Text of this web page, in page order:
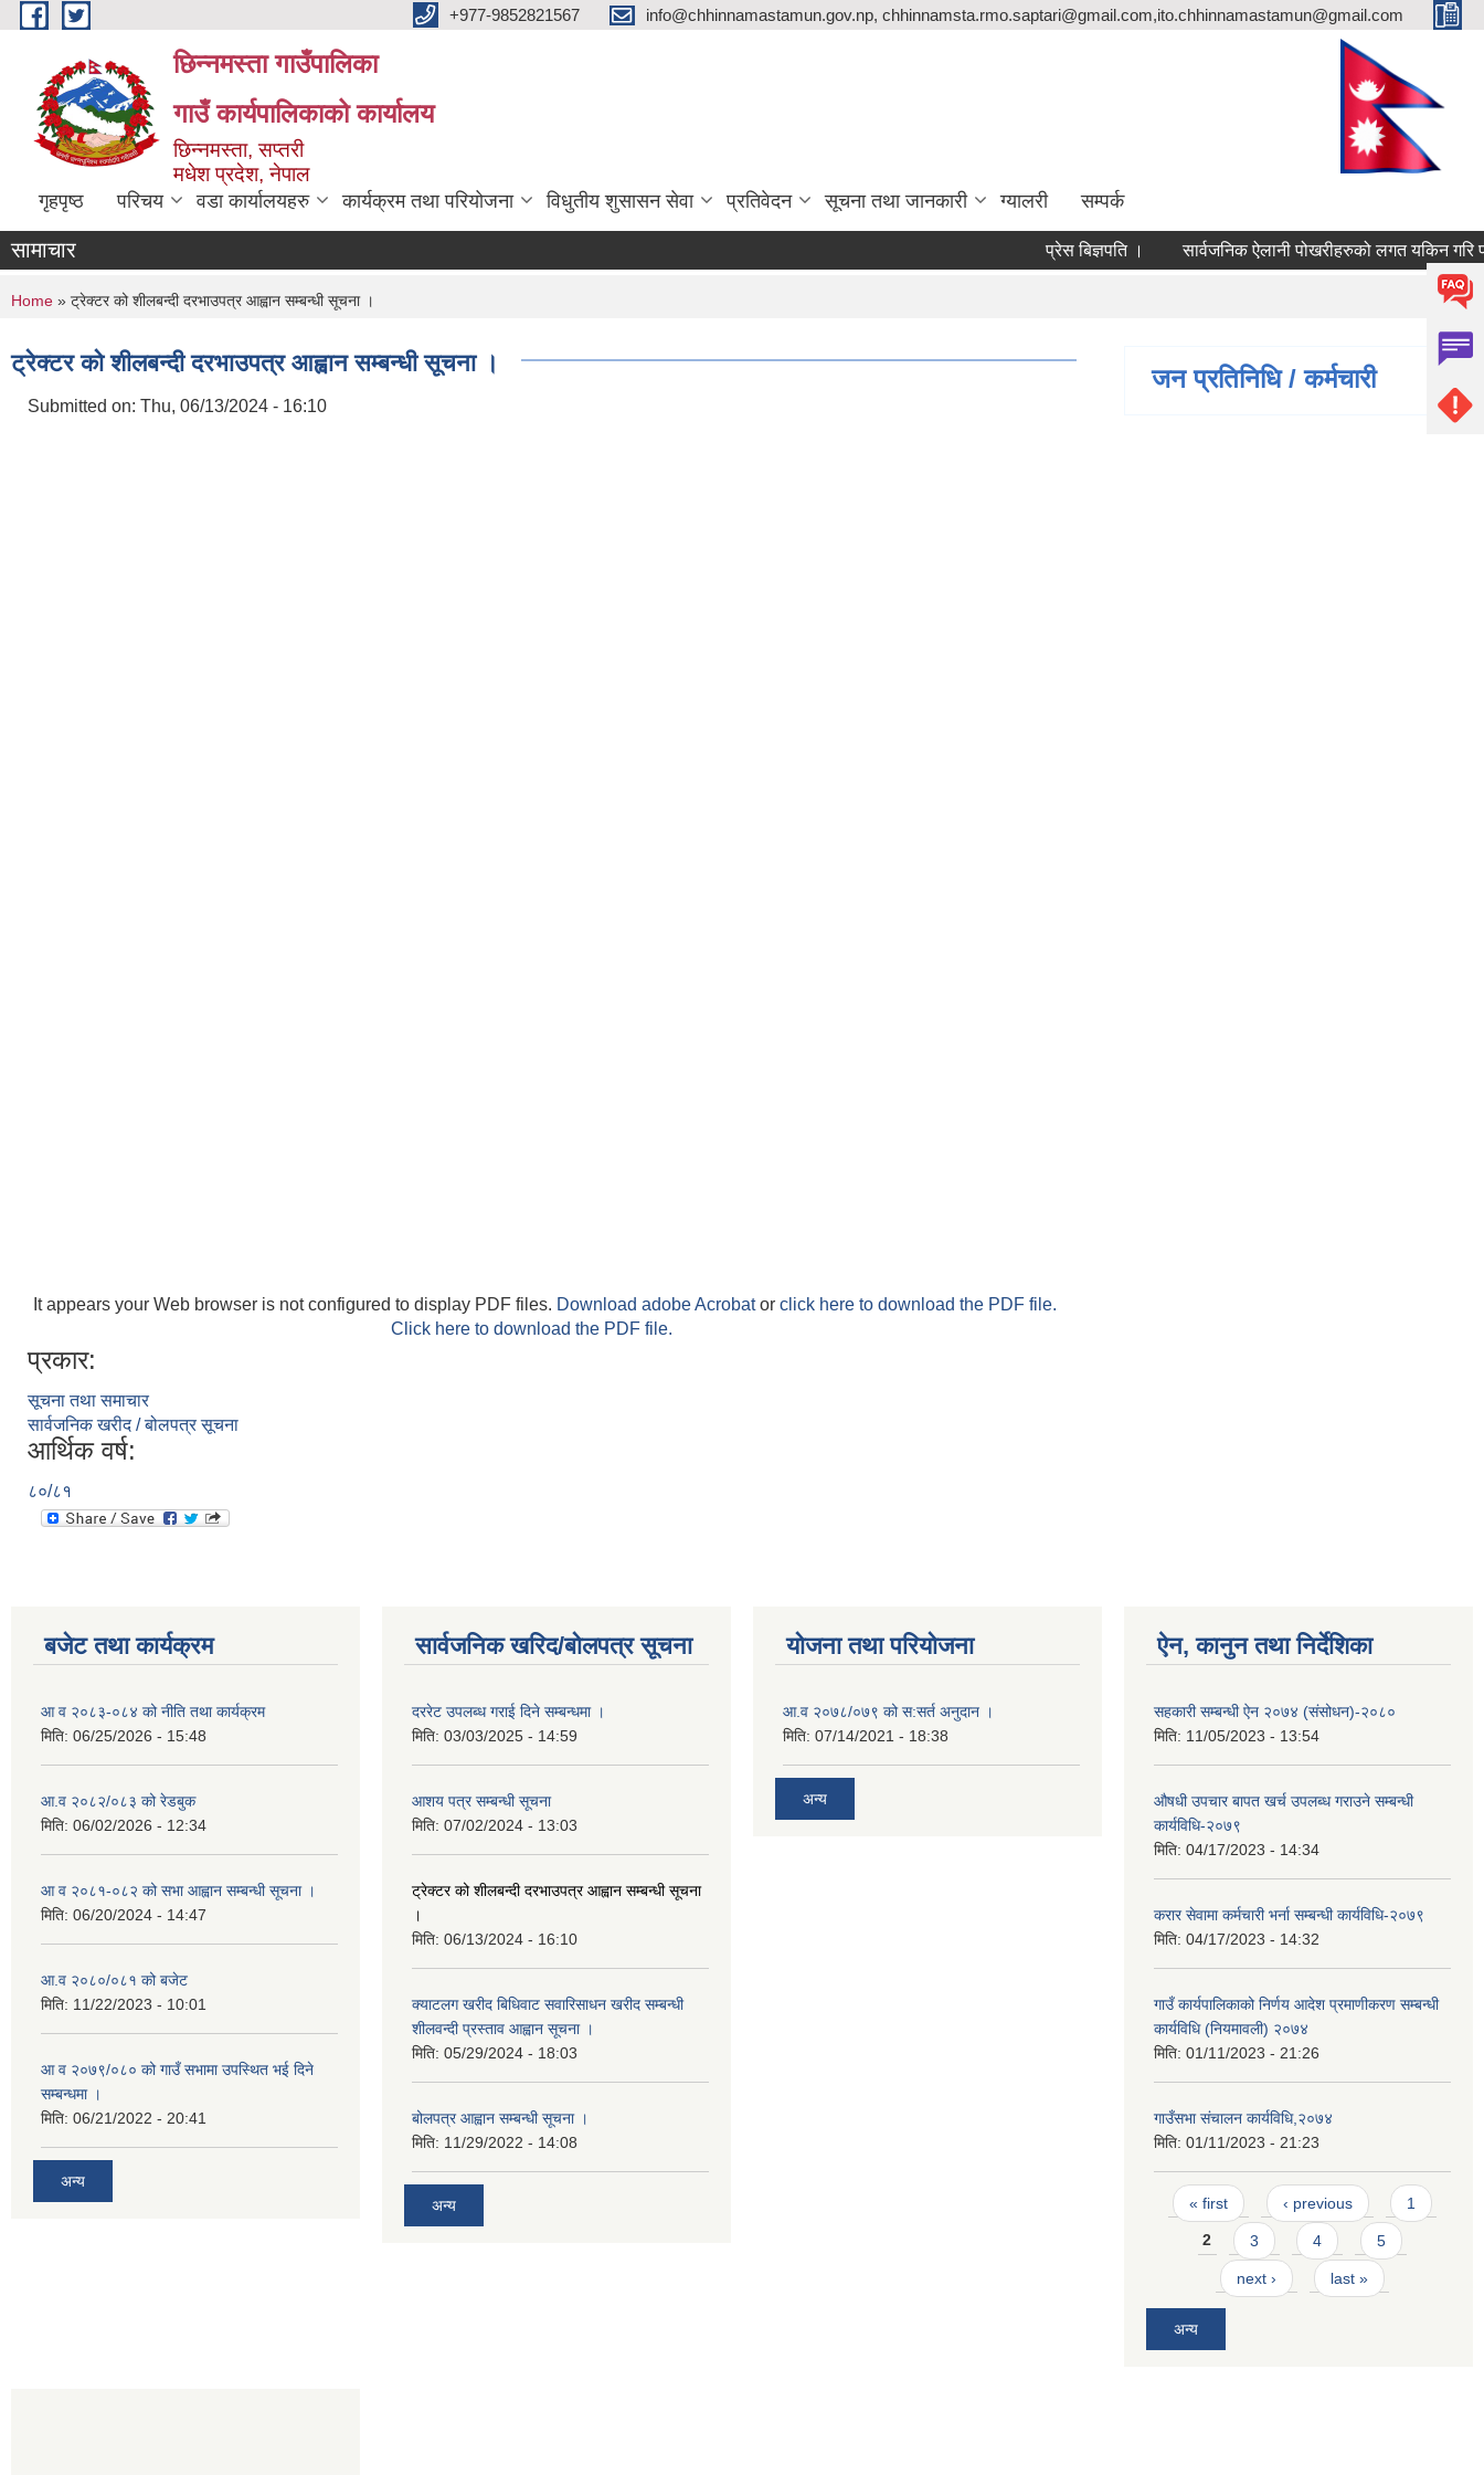
Skip to main content +977-9852821567 info@chhinnamastamun.gov.np, chhinnamsta.rmo.saptari@gmail.com,ito.chhinnamastamun@gmail.com
छिन्नमस्ता गाउँपालिका
गाउँ कार्यपालिकाको कार्यालय
छिन्नमस्ता, सप्तरी
मधेश प्रदेश, नेपाल
गृहपृष्ठ परिचय वडा कार्यालयहरु कार्यक्रम तथा परियोजना विधुतीय शुसासन सेवा प्रतिवेदन सूचना तथा जानकारी ग्यालरी सम्पर्क
सामाचार प्रेस बिज्ञपति । सार्वजनिक ऐलानी पोखरीहरुको लगत यकिन गरि
You are here
Home » ट्रेक्टर को शीलबन्दी दरभाउपत्र आह्वान सम्बन्धी सूचना ।
ट्रेक्टर को शीलबन्दी दरभाउपत्र आह्वान सम्बन्धी सूचना ।
Submitted on: Thu, 06/13/2024 - 16:10
It appears your Web browser is not configured to display PDF files. Download adobe Acrobator click here to download the PDF file.
Click here to download the PDF file.
प्रकार:
सूचना तथा समाचार
सार्वजनिक खरीद / बोलपत्र सूचना
आर्थिक वर्ष:
८०/८१
जन प्रतिनिधि / कर्मचारी
बजेट तथा कार्यक्रम
आ व २०८३-०८४ को नीति तथा कार्यक्रम
मिति: 06/25/2026 - 15:48
आ.व २०८२/०८३ को रेडबुक
मिति: 06/02/2026 - 12:34
आ व २०८१-०८२ को सभा आह्वान सम्बन्धी सूचना ।
मिति: 06/20/2024 - 14:47
आ.व २०८०/०८१ को बजेट
मिति: 11/22/2023 - 10:01
आ व २०७९/०८० को गाउँ सभामा उपस्थित भई दिने
सम्बन्धमा ।
मिति: 06/21/2022 - 20:41
अन्य
सार्वजनिक खरिद/बोलपत्र सूचना
दररेट उपलब्ध गराई दिने सम्बन्धमा ।
मिति: 03/03/2025 - 14:59
आशय पत्र सम्बन्धी सूचना
मिति: 07/02/2024 - 13:03
ट्रेक्टर को शीलबन्दी दरभाउपत्र आह्वान सम्बन्धी सूचना
।
मिति: 06/13/2024 - 16:10
क्याटलग खरीद बिधिवाट सवारिसाधन खरीद सम्बन्धी
शीलवन्दी प्रस्ताव आह्वान सूचना ।
मिति: 05/29/2024 - 18:03
बोलपत्र आह्वान सम्बन्धी सूचना ।
मिति: 11/29/2022 - 14:08
अन्य
योजना तथा परियोजना
आ.व २०७८/०७९ को स:सर्त अनुदान ।
मिति: 07/14/2021 - 18:38
अन्य
ऐन, कानुन तथा निर्देशिका
सहकारी सम्बन्धी ऐन २०७४ (संसोधन)-२०८०
मिति: 11/05/2023 - 13:54
औषधी उपचार बापत खर्च उपलब्ध गराउने सम्बन्धी
कार्यविधि-२०७९
मिति: 04/17/2023 - 14:34
करार सेवामा कर्मचारी भर्ना सम्बन्धी कार्यविधि-२०७९
मिति: 04/17/2023 - 14:32
गाउँ कार्यपालिकाको निर्णय आदेश प्रमाणीकरण सम्बन्धी
कार्यविधि (नियमावली) २०७४
मिति: 01/11/2023 - 21:26
गाउँसभा संचालन कार्यविधि,२०७४
मिति: 01/11/2023 - 21:23
Pages
« first ‹ previous 1
2 3 4 5
next › last »
अन्य